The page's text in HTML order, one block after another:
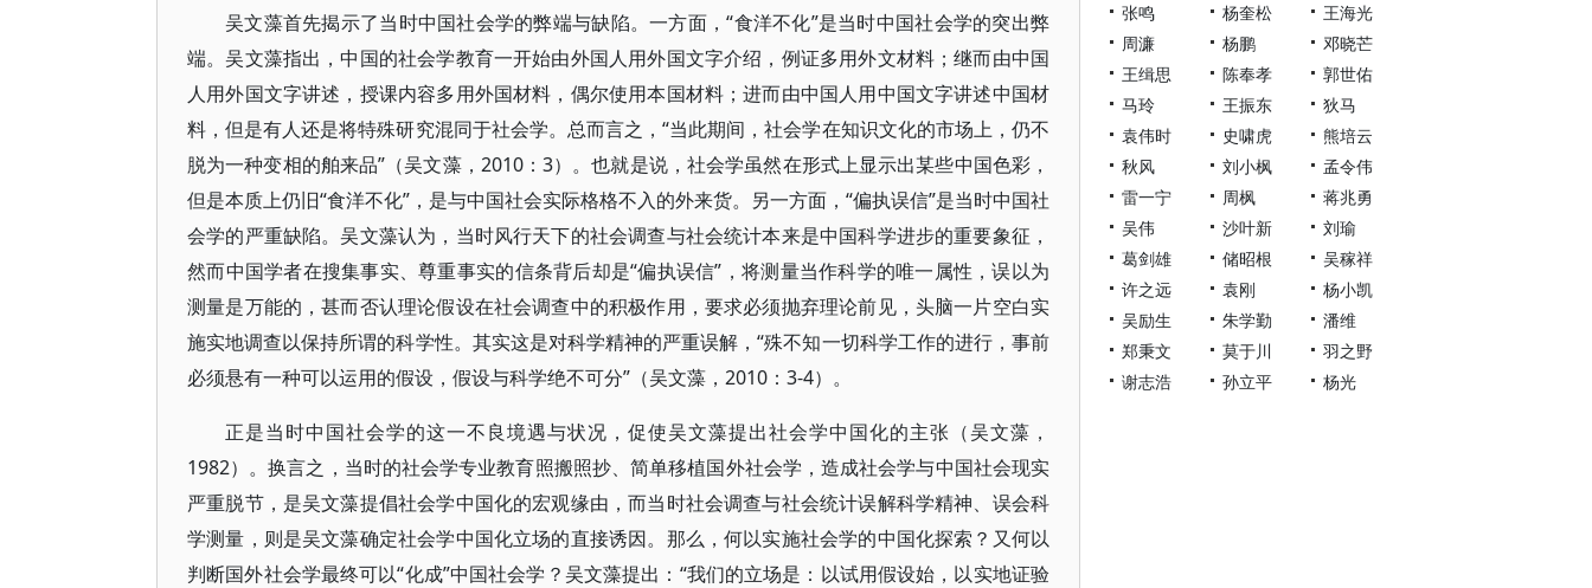
吴文藻首先揭示了当时中国社会学的弊端与缺陷。一方面，“食洋不化”是当时中国社会学的突出弊
端。吴文藻指出，中国的社会学教育一开始由外国人用外国文字介绍，例证多用外文材料；继而由中国
人用外国文字讲述，授课内容多用外国材料，偶尔使用本国材料；进而由中国人用中国文字讲述中国材
料，但是有人还是将特殊研究混同于社会学。总而言之，“当此期间，社会学在知识文化的市场上，仍不
脱为一种变相的舶来品”（吴文藻，2010：3）。也就是说，社会学虽然在形式上显示出某些中国色彩，
但是本质上仍旧“食洋不化”，是与中国社会实际格格不入的外来货。另一方面，“偏执误信”是当时中国社
会学的严重缺陷。吴文藻认为，当时风行天下的社会调查与社会统计本来是中国科学进步的重要象征，
然而中国学者在搜集事实、尊重事实的信条背后却是“偏执误信”，将测量当作科学的唯一属性，误以为
测量是万能的，甚而否认理论假设在社会调查中的积极作用，要求必须抛弃理论前见，头脑一片空白实
施实地调查以保持所谓的科学性。其实这是对科学精神的严重误解，“殊不知一切科学工作的进行，事前
必须悬有一种可以运用的假设，假设与科学绝不可分”（吴文藻，2010：3-4）。
正是当时中国社会学的这一不良境遇与状况，促使吴文藻提出社会学中国化的主张（吴文藻，
1982）。换言之，当时的社会学专业教育照搬照抄、简单移植国外社会学，造成社会学与中国社会现实
严重脱节，是吴文藻提倡社会学中国化的宏观缘由，而当时社会调查与社会统计误解科学精神、误会科
学测量，则是吴文藻确定社会学中国化立场的直接诱因。那么，何以实施社会学的中国化探索？又何以
判断国外社会学最终可以“化成”中国社会学？吴文藻提出：“我们的立场是：以试用假设始，以实地证验
张鸣
杨奎松
王海光
周濂
杨鹏
邓晓芒
王缉思
陈奉孝
郭世佑
马玲
王振东
狄马
袁伟时
史啸虎
熊培云
秋风
刘小枫
孟令伟
雷一宁
周枫
蒋兆勇
吴伟
沙叶新
刘瑜
葛剑雄
储昭根
吴稼祥
许之远
袁刚
杨小凯
吴励生
朱学勤
潘维
郑秉文
莫于川
羽之野
谢志浩
孙立平 杨光